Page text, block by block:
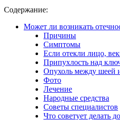
Содержание:
Может ли возникать
Причины
Симптомы
Если отекли лицо,
Припухлость над
Опухоль между шеей
Фото
Лечение
Народные средства
Советы специалистов
Что советует делать